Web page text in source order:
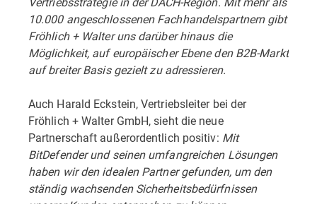
10.000 angeschlossenen Fachhandelspartnern gibt
Fröhlich + Walter uns darüber hinaus die
Möglichkeit, auf europäischer Ebene den B2B-Markt
auf breiter Basis gezielt zu adressieren.
Auch Harald Eckstein, Vertriebsleiter bei der
Fröhlich + Walter GmbH, sieht die neue
Partnerschaft außerordentlich positiv: Mit
BitDefender und seinen umfangreichen Lösungen
haben wir den idealen Partner gefunden, um den
ständig wachsenden Sicherheitsbedürfnissen